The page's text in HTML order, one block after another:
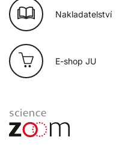
Nakladatelství
E-shop JU